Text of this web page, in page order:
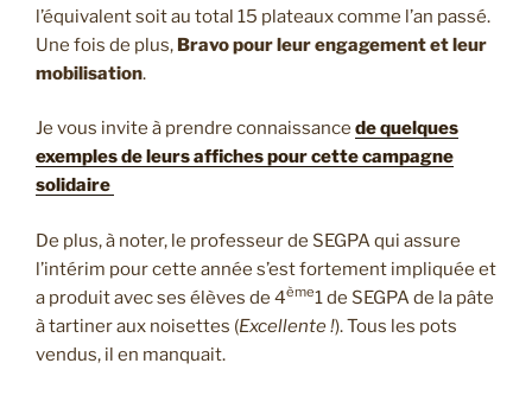
l’équivalent soit au total 15 plateaux comme l’an passé.
Une fois de plus, Bravo pour leur engagement et leur
mobilisation.
Je vous invite à prendre connaissance de quelques
exemples de leurs affiches pour cette campagne
solidaire
De plus, à noter, le professeur de SEGPA qui assure
l’intérim pour cette année s’est fortement impliquée et
a produit avec ses élèves de 4ème1 de SEGPA de la pâte
à tartiner aux noisettes (Excellente !). Tous les pots
vendus, il en manquait.